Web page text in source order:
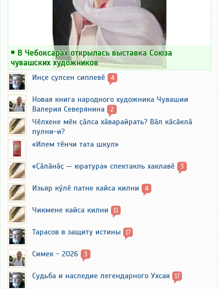
￭ В Чебоксарах открылась выставка Союза
чувашских художников
Инҫе ҫулсен сиплевӗ 4
Новая книга народного художника Чувашии
Валерия Северянина
2
Чӗлхене мӗн ҫӑлса хӑварайрать? Вӑл кӑсӑклӑ
пулни-и?
«Илем тӗнчи тата шкул»
«Ҫӑлӑнӑҫ — юратура» спектакль хаклавӗ 3
Изьяр кӳлӗ патне кайса килни 4
Чикмене кайса килни 11
Тарасов в защиту истины 17
Симек - 2026 3
Судьба и наследие легендарного Ухсая 17